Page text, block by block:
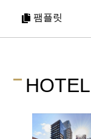
팸플릿
HOTEL